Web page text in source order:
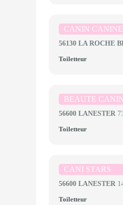
CANIN CANINE
56130 LA ROCHE
Toiletteur
BEAUTE
56600 LANESTER
Toiletteur
CANI STARS
56600 LANESTER
Toiletteur